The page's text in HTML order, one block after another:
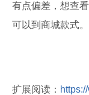
有点偏差，想查
可以到商城款式。
扩展阅读：